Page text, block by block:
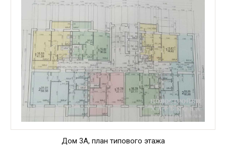
Дом 3А, план типового этажа